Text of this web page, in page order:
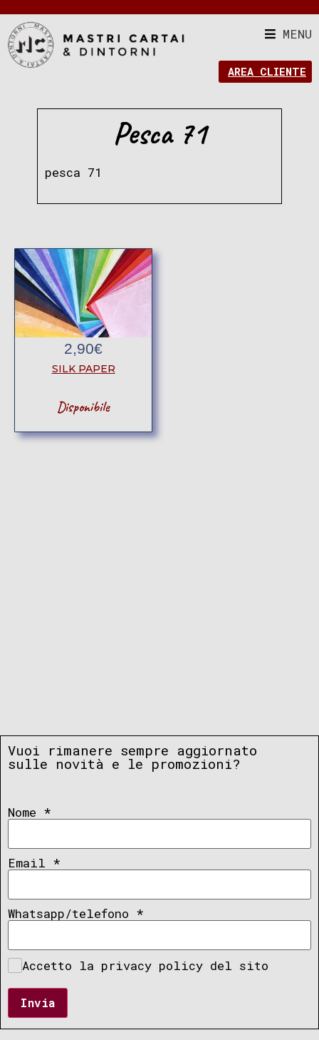
MENU
AREA CLIENTE
Pesca 71
pesca 71
2,90€
SILK PAPER
Disponibile
Vuoi rimanere sempre aggiornato
sulle novità e le promozioni?
Nome *
Email *
Whatsapp/telefono *
Accetto la privacy policy del sito
Invia